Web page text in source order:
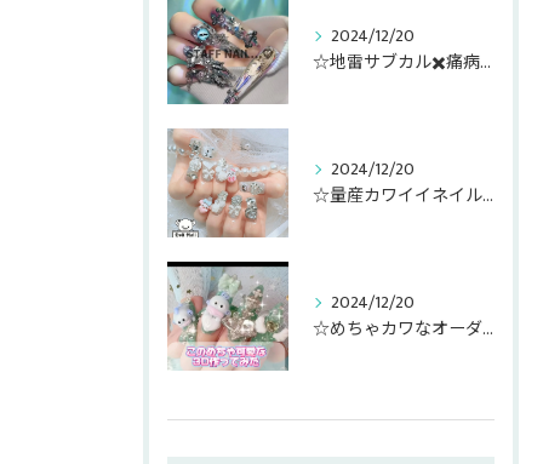
2024/12/20
☆地雷サブカル✖️痛病みキャラ盛りネイル☆
2024/12/20
☆量産カワイイネイルパーツゴテ盛り☆
2024/12/20
☆めちゃカワなオーダー3D作成している適当ネイリスト☆